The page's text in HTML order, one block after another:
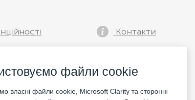
Контакти
файли cookie
власні файли cookie, Microsoft Clarity та сторонні